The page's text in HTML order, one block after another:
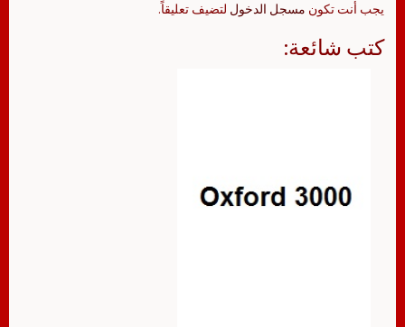
يجب أنت تكون مسجل الدخول لتضيف تعليقاً.
كتب شائعة: